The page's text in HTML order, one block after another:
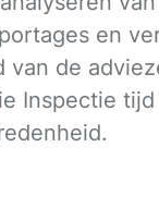
en
van de
Inspectie